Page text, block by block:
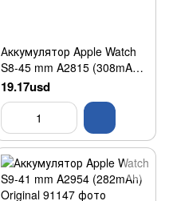
Аккумулятор Apple Watch
S8-45 mm A2815 (308mAh)
Original
19.17usd